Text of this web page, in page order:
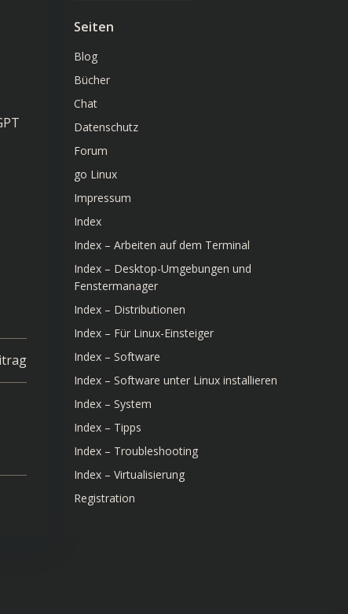
Seiten
Blog
Bücher
Chat
Datenschutz
Forum
go Linux
Impressum
Index
Index – Arbeiten auf dem Terminal
Index – Desktop-Umgebungen und
Fenstermanager
Index – Distributionen
Index – Für Linux-Einsteiger
Index – Software
Index – Software unter Linux installieren
Index – System
Index – Tipps
Index – Troubleshooting
Index – Virtualisierung
Registration